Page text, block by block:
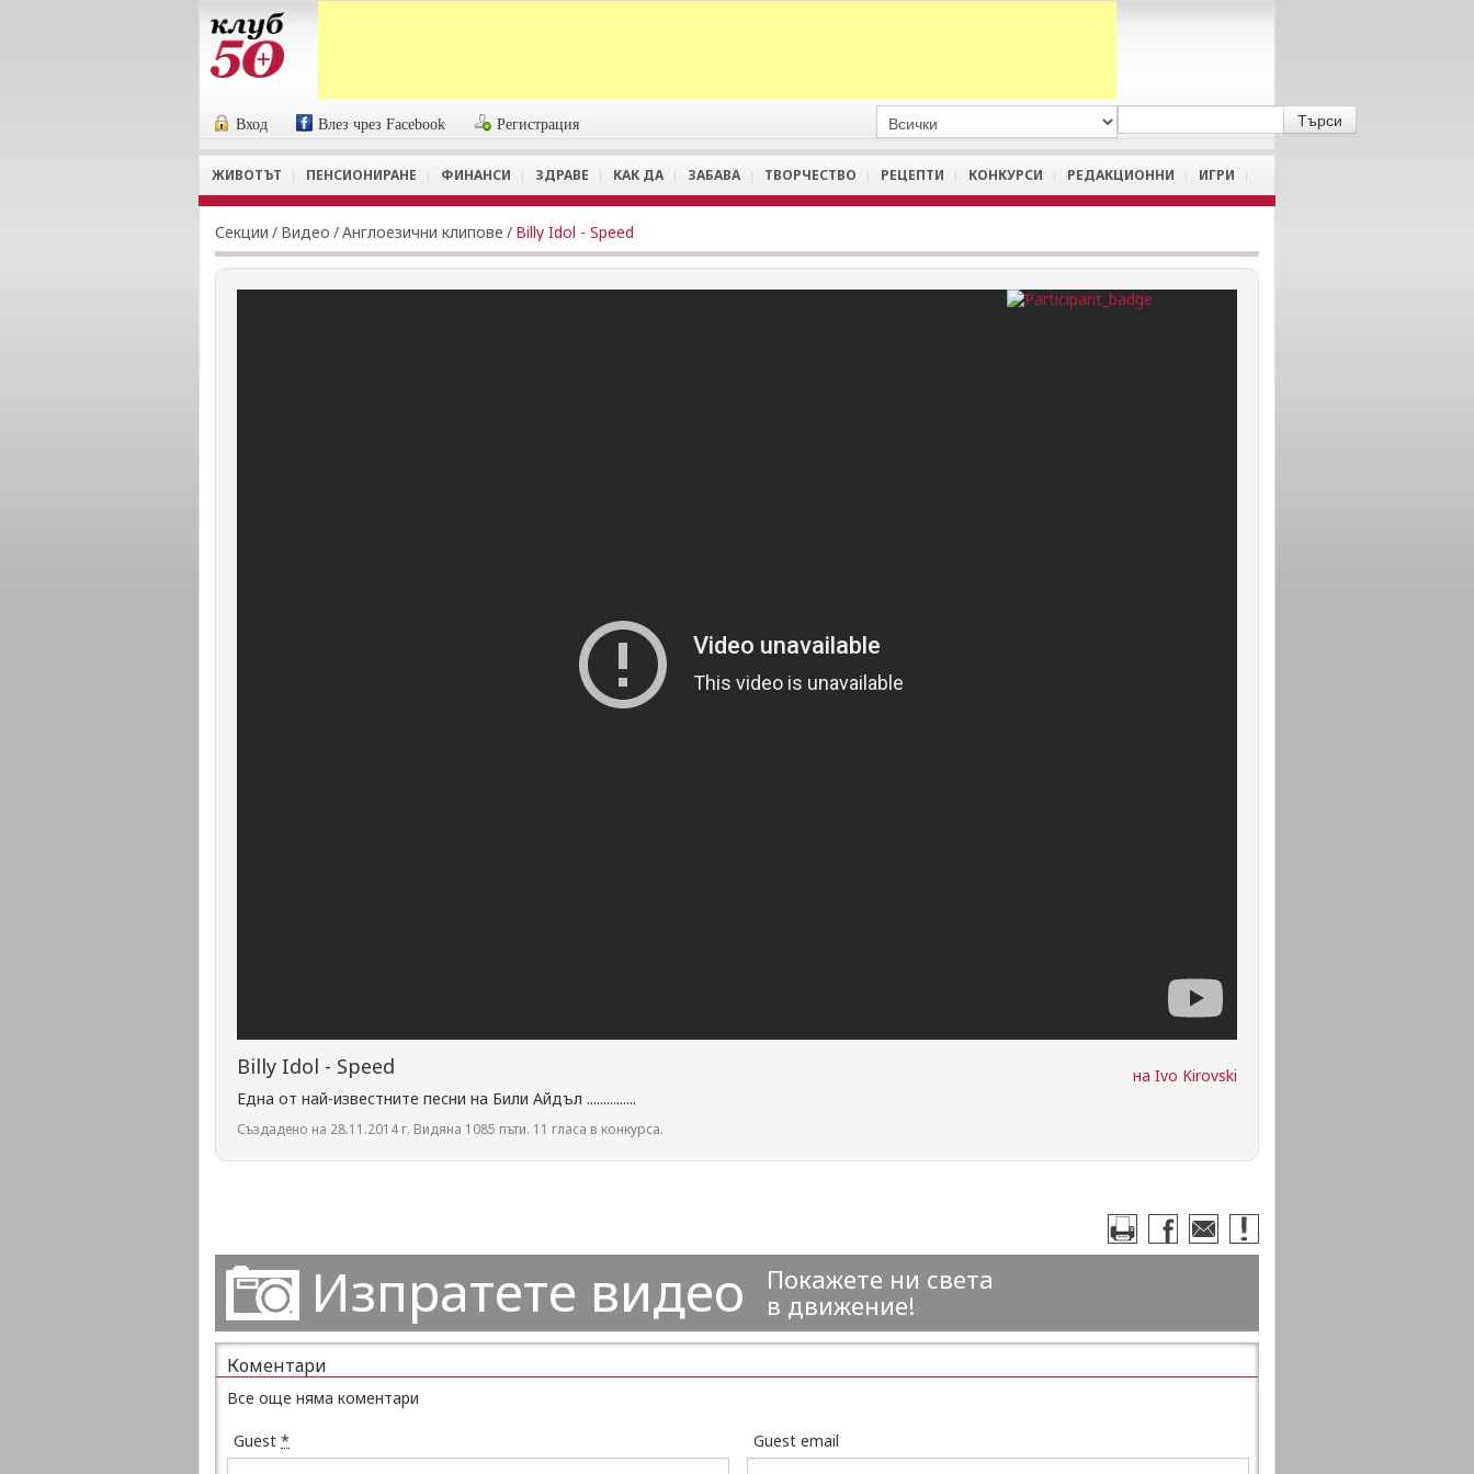
Вход Влез чрез Facebook Регистрация
ЖИВОТЪТ ПЕНСИОНИРАНЕ ФИНАНСИ ЗДРАВЕ КАК ДА ЗАБАВА ТВОРЧЕСТВО РЕЦЕПТИ КОНКУРСИ РЕДАКЦИОННИ ИГРИ
Секции / Видеo /Англоезични клипове / Billy Idol - Speed
на Ivo Kirovski
Billy Idol - Speed
Една от най-известните песни на Били Айдъл ...............
Създадено на 28.11.2014 г. Видяна 1085 пъти. 11 гласа в конкурса.
Изпратете видео
Покажете ни света
в движение!
Коментари
Все още няма коментари
Guest * Guest email